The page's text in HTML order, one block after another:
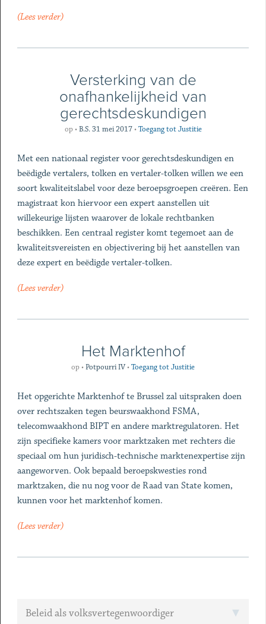
(Lees verder)
Versterking van de
onafhankelijkheid van
gerechtsdeskundigen
op •B.S. 31 mei 2017 •Toegang tot Justitie
Met een nationaal register voor gerechtsdeskundigen en
beëdigde vertalers, tolken en vertaler-tolken willen we een
soort kwaliteitslabel voor deze beroepsgroepen creëren. Een
magistraat kon hiervoor een expert aanstellen uit
willekeurige lijsten waarover de lokale rechtbanken
beschikken. Een centraal register komt tegemoet aan de
kwaliteitsvereisten en objectivering bij het aanstellen van
deze expert en beëdigde vertaler-tolken.
(Lees verder)
Het Marktenhof
op•Potpourri IV•Toegang tot Justitie
Het opgerichte Marktenhof te Brussel zal uitspraken doen
over rechtszaken tegen beurswaakhond FSMA,
telecomwaakhond BIPT en andere marktregulatoren. Het
zijn specifieke kamers voor marktzaken met rechters die
speciaal om hun juridisch-technische marktenexpertise zijn
aangeworven. Ook bepaald beroepskwesties rond
marktzaken, die nu nog voor de Raad van State komen,
kunnen voor het marktenhof komen.
(Lees verder)
Beleid als volksvertegenwoordiger